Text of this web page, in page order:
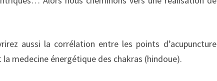
aussi la corrélation entre les points d’acupuncture
medecine énergétique des chakras (hindoue).